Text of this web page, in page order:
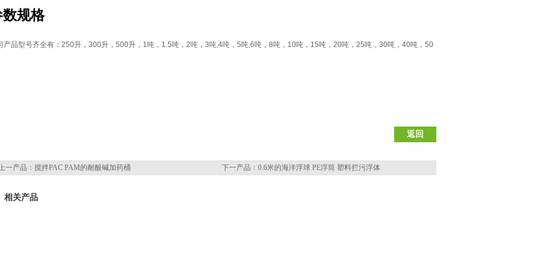
数规格
产品型号齐全有： 250升， 300升， 500升， 1吨， 1.5吨， 2吨， 3吨,4吨， 5吨,6吨， 8吨， 10吨， 15吨， 20吨， 25吨， 30吨， 40吨， 50
返回
一产品： 搅拌PAC PAM的耐酸碱加药桶 下一产品： 0.6米的海洋浮球 PE浮筒 塑料拦污浮体
相关产品